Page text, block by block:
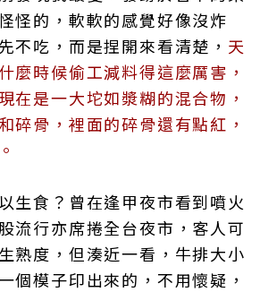
怪的，軟軟的感覺好像沒炸
不吃，而是捏開來看清楚， 天
麼時候偷工減料得這麼厲害，
在是一大坨如漿糊的混合物，
碎骨，裡面的碎骨還有點紅，
生食？曾在逢甲夜市看到噴火
流行亦席捲全台夜市，客人可
熟度，但湊近一看，牛排大小
個模子印出來的，不用懷疑，